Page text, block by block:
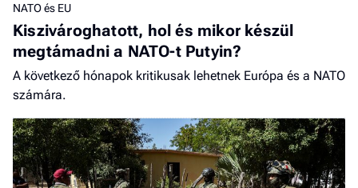
NATO és EU
Kiszivároghatott, hol és mikor készül
megtámadni a NATO-t Putyin?
A következő hónapok kritikusak lehetnek Európa és a NATO
számára.